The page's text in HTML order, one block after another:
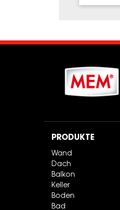
PRODUKTE
Wand
Dach
Balkon
Keller
Boden
Bad